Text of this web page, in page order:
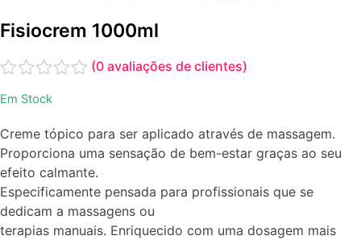
Fisiocrem 1000ml
0
5
(0 avaliações de clientes)
Em Stock
Creme tópico para ser aplicado através de massagem.
Proporciona uma sensação de bem-estar graças ao seu
efeito calmante.
Especificamente pensada para profissionais que se
dedicam a massagens ou
terapias manuais. Enriquecido com uma dosagem mais